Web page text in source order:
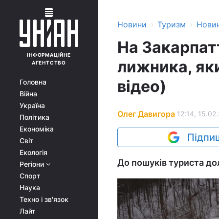
ІНФОРМАЦІЙНЕ
АГЕНТСТВО
Головна
Війна
Україна
Політика
Економіка
Світ
Екологія
Регіони
Спорт
Наука
Техно і зв'язок
Лайт
Новини › Туризм ›
На
лижника,
відео)
Олег Давигора 12:14,
До пошуків туриста